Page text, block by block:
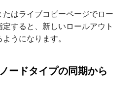
たはライブコピーページでロー
すると、新しいロールアウト
うになります。
ードタイプの同期から